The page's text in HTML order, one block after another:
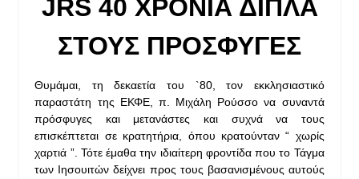
JRS 40 ΧΡΟΝΙΑ ΔΙΠΛΑ
ΣΤΟΥΣ ΠΡΟΣΦΥΓΕΣ
Θυμάμαι, τη δεκαετία του `80, τον εκκλησιαστικό
παραστάτη της ΕΚΦΕ, π. Μιχάλη Ρούσσο να συναντά
πρόσφυγες και μετανάστες και συχνά να τους
επισκέπτεται σε κρατητήρια, όπου κρατούνταν “ χωρίς
χαρτιά ”. Τότε έμαθα την ιδιαίτερη φροντίδα που το Τάγμα
των Ιησουιτών δείχνει προς τους βασανισμένους αυτούς